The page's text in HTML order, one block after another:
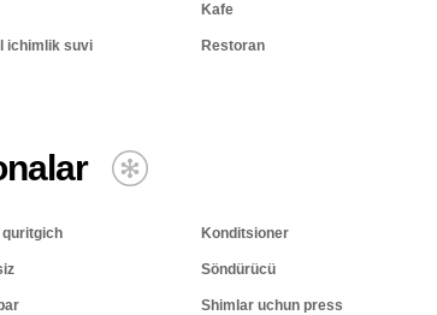
ichimlik suvi
Kafe
Restoran
quritgich Konditsioner
Söndürücü
Shimlar uchun press